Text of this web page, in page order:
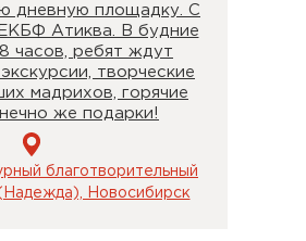
дневную площадку. С
Атиква. В будние
часов, ребят ждут
творческие
мадрихов, горячие
же подарки!
благотворительный
Новосибирск